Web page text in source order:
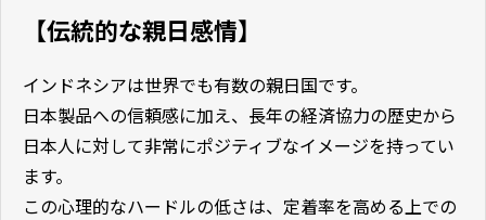
【伝統的な親日感情】
インドネシアは世界でも有数の親日国です。
日本製品への信頼感に加え、長年の経済協力の歴史から
日本人に対して非常にポジティブなイメージを持ってい
ます。
この心理的なハードルの低さは、定着率を高める上での